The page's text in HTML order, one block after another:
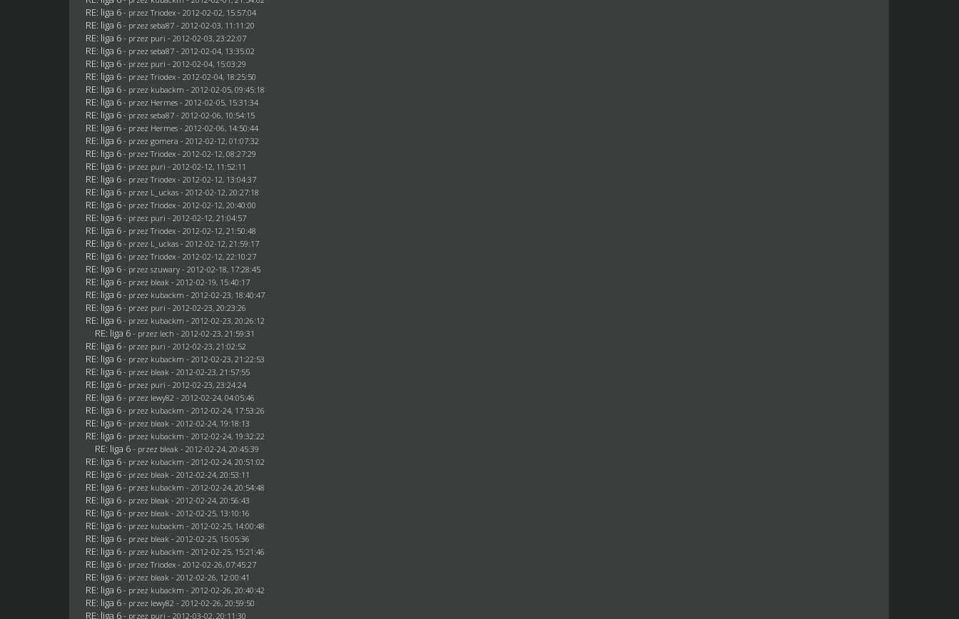
RE: liga 6 - przezTriodex - 2012-02-02, 15:57:04
RE: liga 6 - przezseba87 - 2012-02-03, 11:11:20
RE: liga 6 - przez puri - 2012-02-03, 23:22:07
RE: liga 6 - przezseba87 - 2012-02-04, 13:35:02
RE: liga 6 - przez puri - 2012-02-04, 15:03:29
RE: liga 6 - przezTriodex - 2012-02-04, 18:25:50
RE: liga 6 - przez kubackm - 2012-02-05, 09:45:18
RE: liga 6 - przez Hermes - 2012-02-05, 15:31:34
RE: liga 6 - przezseba87 - 2012-02-06, 10:54:15
RE: liga 6 - przez Hermes - 2012-02-06, 14:50:44
RE: liga 6 - przezgomera - 2012-02-12, 01:07:32
RE: liga 6 - przezTriodex - 2012-02-12, 08:27:29
RE: liga 6 - przez puri - 2012-02-12, 11:52:11
RE: liga 6 - przezTriodex - 2012-02-12, 13:04:37
RE: liga 6 - przez L_uckas - 2012-02-12, 20:27:18
RE: liga 6 - przezTriodex - 2012-02-12, 20:40:00
RE: liga 6 - przez puri - 2012-02-12, 21:04:57
RE: liga 6 - przezTriodex - 2012-02-12, 21:50:48
RE: liga 6 - przez L_uckas - 2012-02-12, 21:59:17
RE: liga 6 - przezTriodex - 2012-02-12, 22:10:27
RE: liga 6 - przez szuwary - 2012-02-18, 17:28:45
RE: liga 6 - przez bleak - 2012-02-19, 15:40:17
RE: liga 6 - przez kubackm - 2012-02-23, 18:40:47
RE: liga 6 - przez puri - 2012-02-23, 20:23:26
RE: liga 6 - przez kubackm - 2012-02-23, 20:26:12
RE: liga 6 - przez lech - 2012-02-23, 21:59:31
RE: liga 6 - przez puri - 2012-02-23, 21:02:52
RE: liga 6 - przez kubackm - 2012-02-23, 21:22:53
RE: liga 6 - przez bleak - 2012-02-23, 21:57:55
RE: liga 6 - przez puri - 2012-02-23, 23:24:24
RE: liga 6 - przez lewy82 - 2012-02-24, 04:05:46
RE: liga 6 - przez kubackm - 2012-02-24, 17:53:26
RE: liga 6 - przez bleak - 2012-02-24, 19:18:13
RE: liga 6 - przez kubackm - 2012-02-24, 19:32:22
RE: liga 6 - przez bleak - 2012-02-24, 20:45:39
RE: liga 6 - przez kubackm - 2012-02-24, 20:51:02
RE: liga 6 - przez bleak - 2012-02-24, 20:53:11
RE: liga 6 - przez kubackm - 2012-02-24, 20:54:48
RE: liga 6 - przez bleak - 2012-02-24, 20:56:43
RE: liga 6 - przez bleak - 2012-02-25, 13:10:16
RE: liga 6 - przez kubackm - 2012-02-25, 14:00:48
RE: liga 6 - przez bleak - 2012-02-25, 15:05:36
RE: liga 6 - przez kubackm - 2012-02-25, 15:21:46
RE: liga 6 - przezTriodex - 2012-02-26, 07:45:27
RE: liga 6 - przez bleak - 2012-02-26, 12:00:41
RE: liga 6 - przez kubackm - 2012-02-26, 20:40:42
RE: liga 6 - przez lewy82 - 2012-02-26, 20:59:50
RE: liga 6 - przez puri - 2012-03-02, 20:11:30